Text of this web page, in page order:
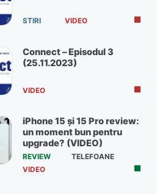
STIRI VIDEO
Connect – Episodul 3
(25.11.2023)
VIDEO
iPhone 15 și 15 Pro review:
un moment bun pentru
upgrade? (VIDEO)
REVIEW
TELEFOANE
VIDEO